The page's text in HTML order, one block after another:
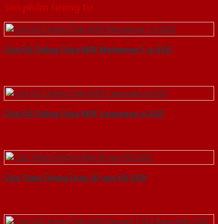
Sản phẩm tương tự
Cửa Gỗ Chống Cháy MDF Melamine 1-a-SGD
Cửa Gỗ Chống Cháy MDF Laminate-a-SGD
Cửa Thép Chống Cháy 2P van Gỗ-SGD